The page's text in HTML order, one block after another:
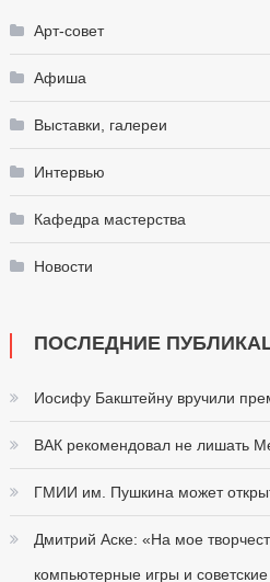
Арт-совет
Афиша
Выставки, галереи
Интервью
Кафедра мастерства
Новости
ПОСЛЕДНИЕ
Иосифу Бакштейну вручили
ВАК рекомендовал не лишать
ГМИИ им. Пушкина может
Дмитрий Аске: «На мое
компьютерные игры и